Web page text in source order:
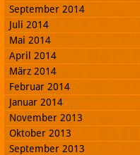
September 2014
Juli 2014
Mai 2014
April 2014
März 2014
Februar 2014
Januar 2014
November 2013
Oktober 2013
September 2013